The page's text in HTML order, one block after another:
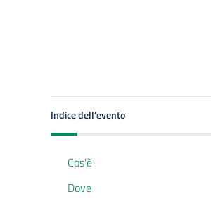
Indice dell'evento
Cos'è
Dove